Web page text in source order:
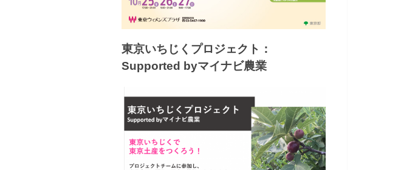
東京いちじくプロジェクト：
Supported byマイナビ農業